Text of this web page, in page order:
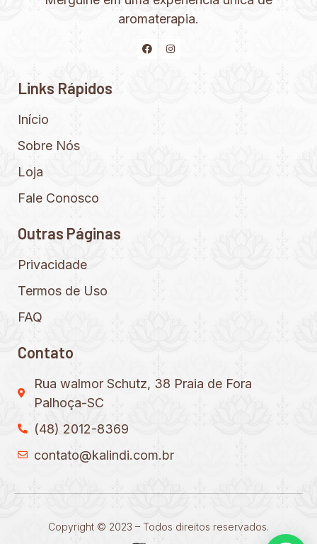
aromaterapia.
Links Rápidos
Início
Sobre Nós
Loja
Fale Conosco
Outras Páginas
Privacidade
Termos de Uso
FAQ
Contato
Rua walmor Schutz, 38 Praia de Fora
Palhoça-SC
(48) 2012-8369
contato@kalindi.com.br
Copyright © 2023 – Todos direitos reservados.